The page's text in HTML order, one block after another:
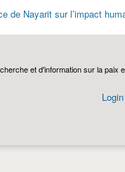
de Nayarit sur l’impact
et d'information sur la paix
Login